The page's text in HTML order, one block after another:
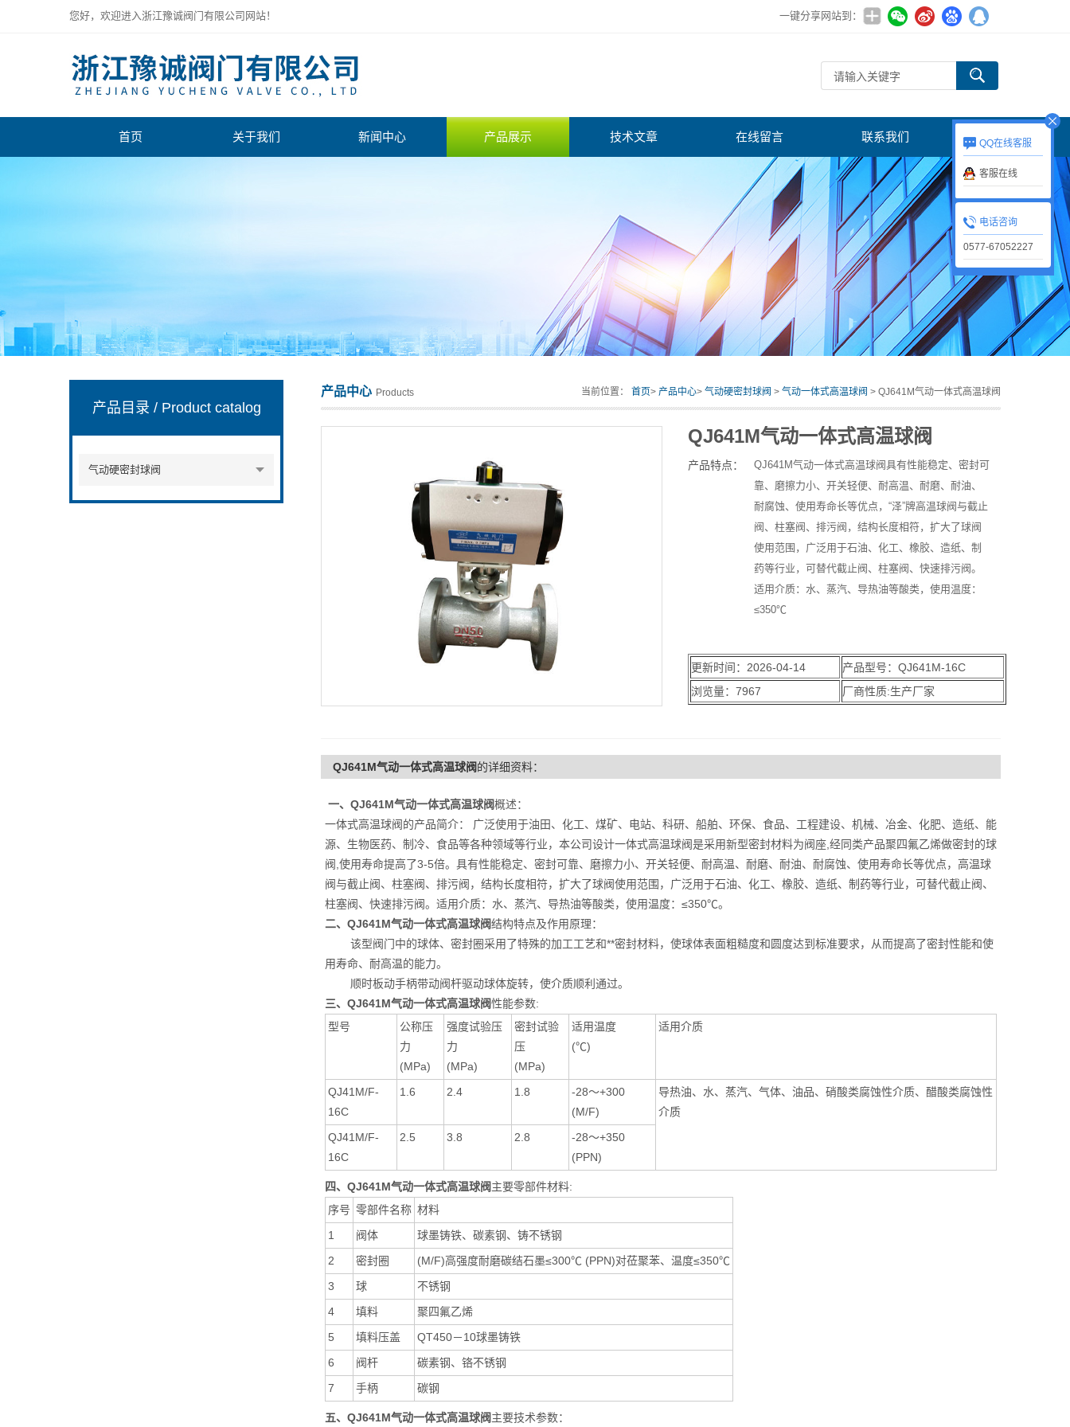
您好，欢迎进入浙江豫诚阀门有限公司网站！ 一键分享网站到：
首页 关于我们 新闻中心 产品展示 技术文章 在线留言 联系我们
产品目录 / Product catalog
气动硬密封球阀
产品中心 Products 当前位置： 首页> 产品中心> 气动硬密封球阀 > 气动一体式高温球阀 > QJ641M气动一体式高温球阀
QJ641M气动一体式高温球阀
产品特点：
QJ641M气动一体式高温球阀具有性能稳定、密封可
靠、磨擦力小、开关轻便、耐高温、耐磨、耐油、
耐腐蚀、使用寿命长等优点，“泽”牌高温球阀与截止
阀、柱塞阀、排污阀，结构长度相符，扩大了球阀
使用范围，广泛用于石油、化工、橡胶、造纸、制
药等行业，可替代截止阀、柱塞阀、快速排污阀。
适用介质：水、蒸汽、导热油等酸类，使用温度：
≤350℃
更新时间：2026-04-14
产品型号：QJ641M-16C
浏览量：7967
厂商性质:生产厂家
QJ641M气动一体式高温球阀的详细资料：
一、QJ641M气动一体式高温球阀概述：
一体式高温球阀的产品简介： 广泛使用于油田、化工、煤矿、电站、科研、船舶、环保、食品、工程建设、机械、冶金、化肥、造纸、能
源、生物医药、制冷、食品等各种领域等行业，本公司设计一体式高温球阀是采用新型密封材料为阀座,经同类产品聚四氟乙烯做密封的球
阀,使用寿命提高了3-5倍。具有性能稳定、密封可靠、磨擦力小、开关轻便、耐高温、耐磨、耐油、耐腐蚀、使用寿命长等优点，高温球
阀与截止阀、柱塞阀、排污阀，结构长度相符，扩大了球阀使用范围，广泛用于石油、化工、橡胶、造纸、制药等行业，可替代截止阀、
柱塞阀、快速排污阀。适用介质：水、蒸汽、导热油等酸类，使用温度：≤350℃。
二、QJ641M气动一体式高温球阀结构特点及作用原理：
该型阀门中的球体、密封圈采用了特殊的加工工艺和**密封材料，使球体表面粗糙度和圆度达到标准要求，从而提高了密封性能和使
用寿命、耐高温的能力。
顺时板动手柄带动阀杆驱动球体旋转，使介质顺利通过。
三、QJ641M气动一体式高温球阀性能参数:
型号
公称压
力
(MPa)
强度试验压
力
(MPa)
密封试验
压
(MPa)
适用温度
(℃)
适用介质
QJ41M/F-
16C
1.6 2.4 1.8
-28～+300
(M/F)
导热油、水、蒸汽、气体、油品、硝酸类腐蚀性介质、醋酸类腐蚀性
介质
QJ41M/F-
16C
2.5 3.8 2.8
-28～+350
(PPN)
四、QJ641M气动一体式高温球阀主要零部件材料:
序号 零部件名称 材料
1
阀体
球墨铸铁、碳素钢、铸不锈钢
2
密封圈
(M/F)高强度耐磨碳结石墨≤300℃ (PPN)对莅聚苯、温度≤350℃
3
球
不锈钢
4
填料
聚四氟乙烯
5
填料压盖
QT450－10球墨铸铁
6
阀杆
碳素钢、铬不锈钢
7
手柄 碳钢
五、QJ641M气动一体式高温球阀主要技术参数：
QQ在线客服
客服在线
电话咨询
0577-67052227